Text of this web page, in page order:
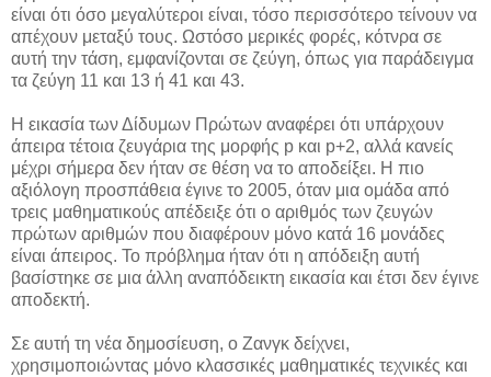
είναι ότι όσο μεγαλύτεροι είναι, τόσο περισσότερο τείνουν να
απέχουν μεταξύ τους. Ωστόσο μερικές φορές, κότνρα σε
αυτή την τάση, εμφανίζονται σε ζεύγη, όπως για παράδειγμα
τα ζεύγη 11 και 13 ή 41 και 43.
Η εικασία των Δίδυμων Πρώτων αναφέρει ότι υπάρχουν
άπειρα τέτοια ζευγάρια της μορφής p και p+2, αλλά κανείς
μέχρι σήμερα δεν ήταν σε θέση να το αποδείξει. Η πιο
αξιόλογη προσπάθεια έγινε το 2005, όταν μια ομάδα από
τρεις μαθηματικούς απέδειξε ότι ο αριθμός των ζευγών
πρώτων αριθμών που διαφέρουν μόνο κατά 16 μονάδες
είναι άπειρος. Το πρόβλημα ήταν ότι η απόδειξη αυτή
βασίστηκε σε μια άλλη αναπόδεικτη εικασία και έτσι δεν έγινε
αποδεκτή.
Σε αυτή τη νέα δημοσίευση, ο Ζανγκ δείχνει,
χρησιμοποιώντας μόνο κλασσικές μαθηματικές τεχνικές και